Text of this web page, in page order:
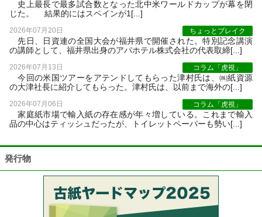
史上最長で最多試合数となった北中米ワールドカップが幕を閉
じた。 結果的にはスペインが1[...]
2026年07月20日 ちょっとブレイク
先日、日資連の全国大会が福井県で開催された。特別記念講演
の講師として、福井県出身のアパホテル株式会社の代表取締[...]
2026年07月13日 コラム「虎視」
今回の米国ツアーをアテンドしてもらった津村氏は、㈱紙資源
の大津社長に紹介してもらった。津村氏は、以前まで海外の[...]
2026年07月06日 コラム「虎視」
家庭紙市場で輸入紙の存在感が年々増している。これまで輸入
品の中心はティッシュだったが、トイレットペーパーも勢い[...]
発行物